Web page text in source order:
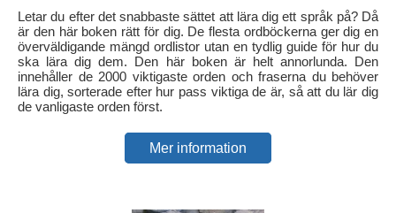
Letar du efter det snabbaste sättet att lära dig ett språk på? Då
är den här boken rätt för dig. De flesta ordböckerna ger dig en
överväldigande mängd ordlistor utan en tydlig guide för hur du
ska lära dig dem. Den här boken är helt annorlunda. Den
innehåller de 2000 viktigaste orden och fraserna du behöver
lära dig, sorterade efter hur pass viktiga de är, så att du lär dig
de vanligaste orden först.
Mer information